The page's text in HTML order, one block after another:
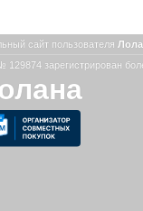
сайт пользователя
129874 зарегистрирован